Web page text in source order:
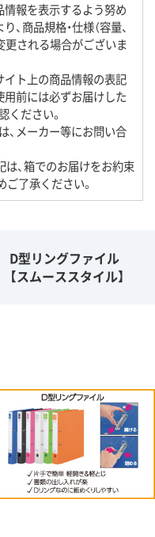
情報を表示するよう努め
商品規格・仕様（容量、
更される場合がございま
イト上の商品情報の表記
用前には必ずお届けした
ください。
、メーカー等にお問い合
は、箱でのお届けをお約束
了承ください。
D型リングファイル
【スムーススタイル】